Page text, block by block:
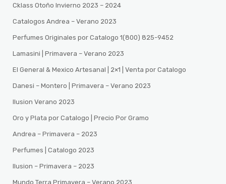
Cklass Otoño Invierno 2023 – 2024
Catalogos Andrea – Verano 2023
Perfumes Originales por Catalogo 1(800) 825-9452
Lamasini | Primavera – Verano 2023
El General & Mexico Artesanal | 2×1 | Venta por Catalogo
Danesi – Montero | Primavera – Verano 2023
Ilusion Verano 2023
Oro y Plata por Catalogo | Precio Por Gramo
Andrea – Primavera – 2023
Perfumes | Catalogo 2023
Ilusion – Primavera – 2023
Mundo Terra Primavera – Verano 2023